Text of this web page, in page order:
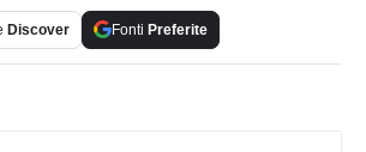
Discover Fonti Preferite